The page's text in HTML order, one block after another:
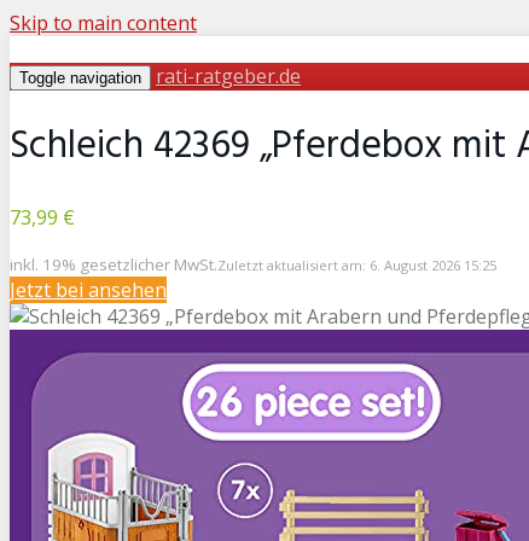
Skip to main content
Toggle navigation rati-ratgeber.de
Schleich 42369 „Pferdebox
73,99 €
inkl. 19% gesetzlicher MwSt.Zuletzt aktualisiert am: 6. August 2026 15:25
Jetzt bei ansehen